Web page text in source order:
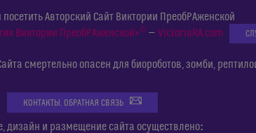
Авторский Сайт Виктории ПреобРАженской
Виктории ПреобРАженской»© — VictoriaRA.com
смертельно опасен для биороботов, зомби,
КОНТАКТЫ. ОБРАТНАЯ СВЯЗЬ
дизайн и размещение сайта осуществлено: